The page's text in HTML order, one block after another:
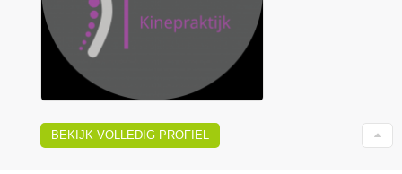
BEKIJK VOLLEDIG PROFIEL